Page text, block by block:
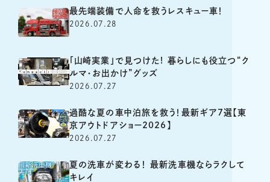
最先端装備で人命を救うレスキュー車！
2026.07.28
「山崎実業」で見つけた! 暮らしにも役立つ“ク
ルマ・お出かけ”グッズ
2026.07.27
過酷な夏の車中泊旅を救う！最新ギア7選【東
京アウトドアショー2026】
2026.07.27
夏の洗車が変わる！ 最新洗車機ならラクして
キレイ